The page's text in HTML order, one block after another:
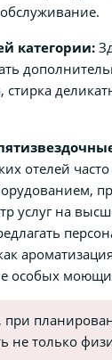
категории:
стирка
отелей
услуг на
особых
при
не только